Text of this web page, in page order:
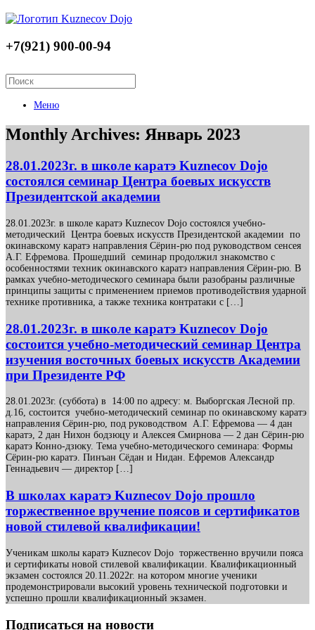
+7(921) 900-00-94
Меню
Monthly Archives: Январь 2023
28.01.2023г. в школе каратэ Kuznecov Dojo
состоялся семинар Центра боевых искусств
Президентской академии
28.01.2023г. в школе каратэ Kuznecov Dojo состоялся учебно-
методический Центра боевых искусств Президентской академии по
окинавскому каратэ направления Сёрин-рю под руководством сенсея
А.Г. Ефремова. Прошедший семинар продолжил знакомство с
особенностями техник окинавского каратэ направления Сёрин-рю. В
рамках учебно-методического семинара были разобраны различные
принципы защиты с применением приемов противодействия ударной
технике противника, а также техника контратаки с […]
28.01.2023г. в школе каратэ Kuznecov Dojo
состоится учебно-методический семинар Центра
изучения восточных боевых искусств Академии
при Президенте РФ
28.01.2023г. (суббота) в 14:00 по адресу: м. Выборгская Лесной пр.
д.16, состоится учебно-методический семинар по окинавскому каратэ
направления Сёрин-рю, под руководством А.Г. Ефремова — 4 дан
каратэ, 2 дан Нихон бодзюцу и Алексея Смирнова — 2 дан Сёрин-рю
каратэ Конно-дзюку. Тема учебно-методического семинара: Формы
Сёрин-рю каратэ. Пинъан Сёдан и Нидан. Ефремов Александр
Геннадьевич — директор […]
В школах каратэ Kuznecov Dojo прошло
торжественное вручение поясов и сертификатов
новой стилевой квалификации!
Ученикам школы каратэ Kuznecov Dojo торжественно вручили пояса
и сертификаты новой стилевой квалификации. Квалификационный
экзамен состоялся 20.11.2022г. на котором многие ученики
продемонстрировали высокий уровень технической подготовки и
успешно прошли квалификационный экзамен.
Подписаться на новости